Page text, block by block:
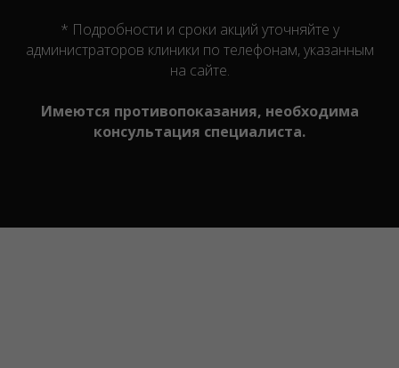
* Подробности и сроки акций уточняйте у
администраторов клиники по телефонам, указанным
на сайте.
Имеются противопоказания, необходима
консультация специалиста.